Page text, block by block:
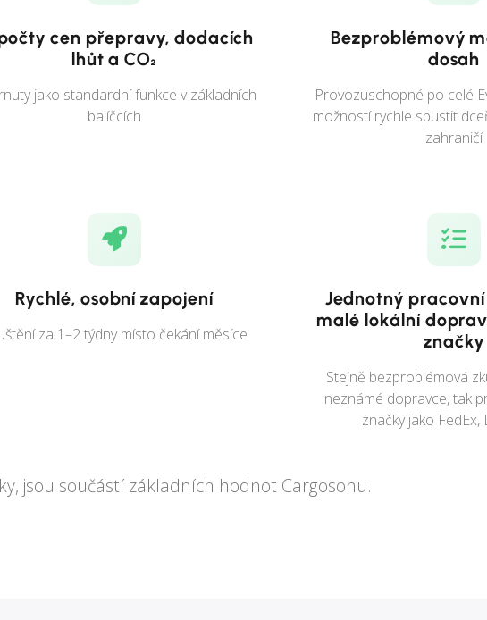
cen přepravy, dodacích
lhůt a CO₂
jako standardní funkce v základních
balíčcích
Bezproblémový
dosah
Provozuschopné po celé
možností rychle spustit
zahraničí
Rychlé, osobní zapojení
za 1–2 týdny místo čekání měsíce
Jednotný
malé lokální
značky
Stejně bezproblémová
neznámé dopravce, tak
značky jako FedEx,
jsou součástí základních hodnot Cargosonu.